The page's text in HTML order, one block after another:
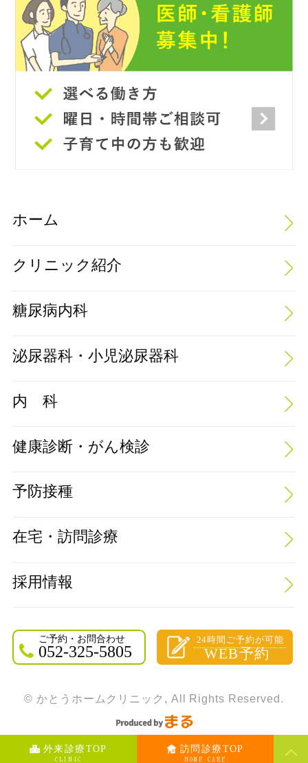
ホーム
クリニック紹介
糖尿病内科
泌尿器科・小児泌尿器科
内 科
健康診断・がん検診
予防接種
在宅・訪問診療
採用情報
ご予約・お問合わせ
052-325-5805
24時間ご予約が可能
WEB予約
外来診療TOP
CLINIC
訪問診療TOP
HOME CARE
© かとうホームクリニック, All Rights Reserved.